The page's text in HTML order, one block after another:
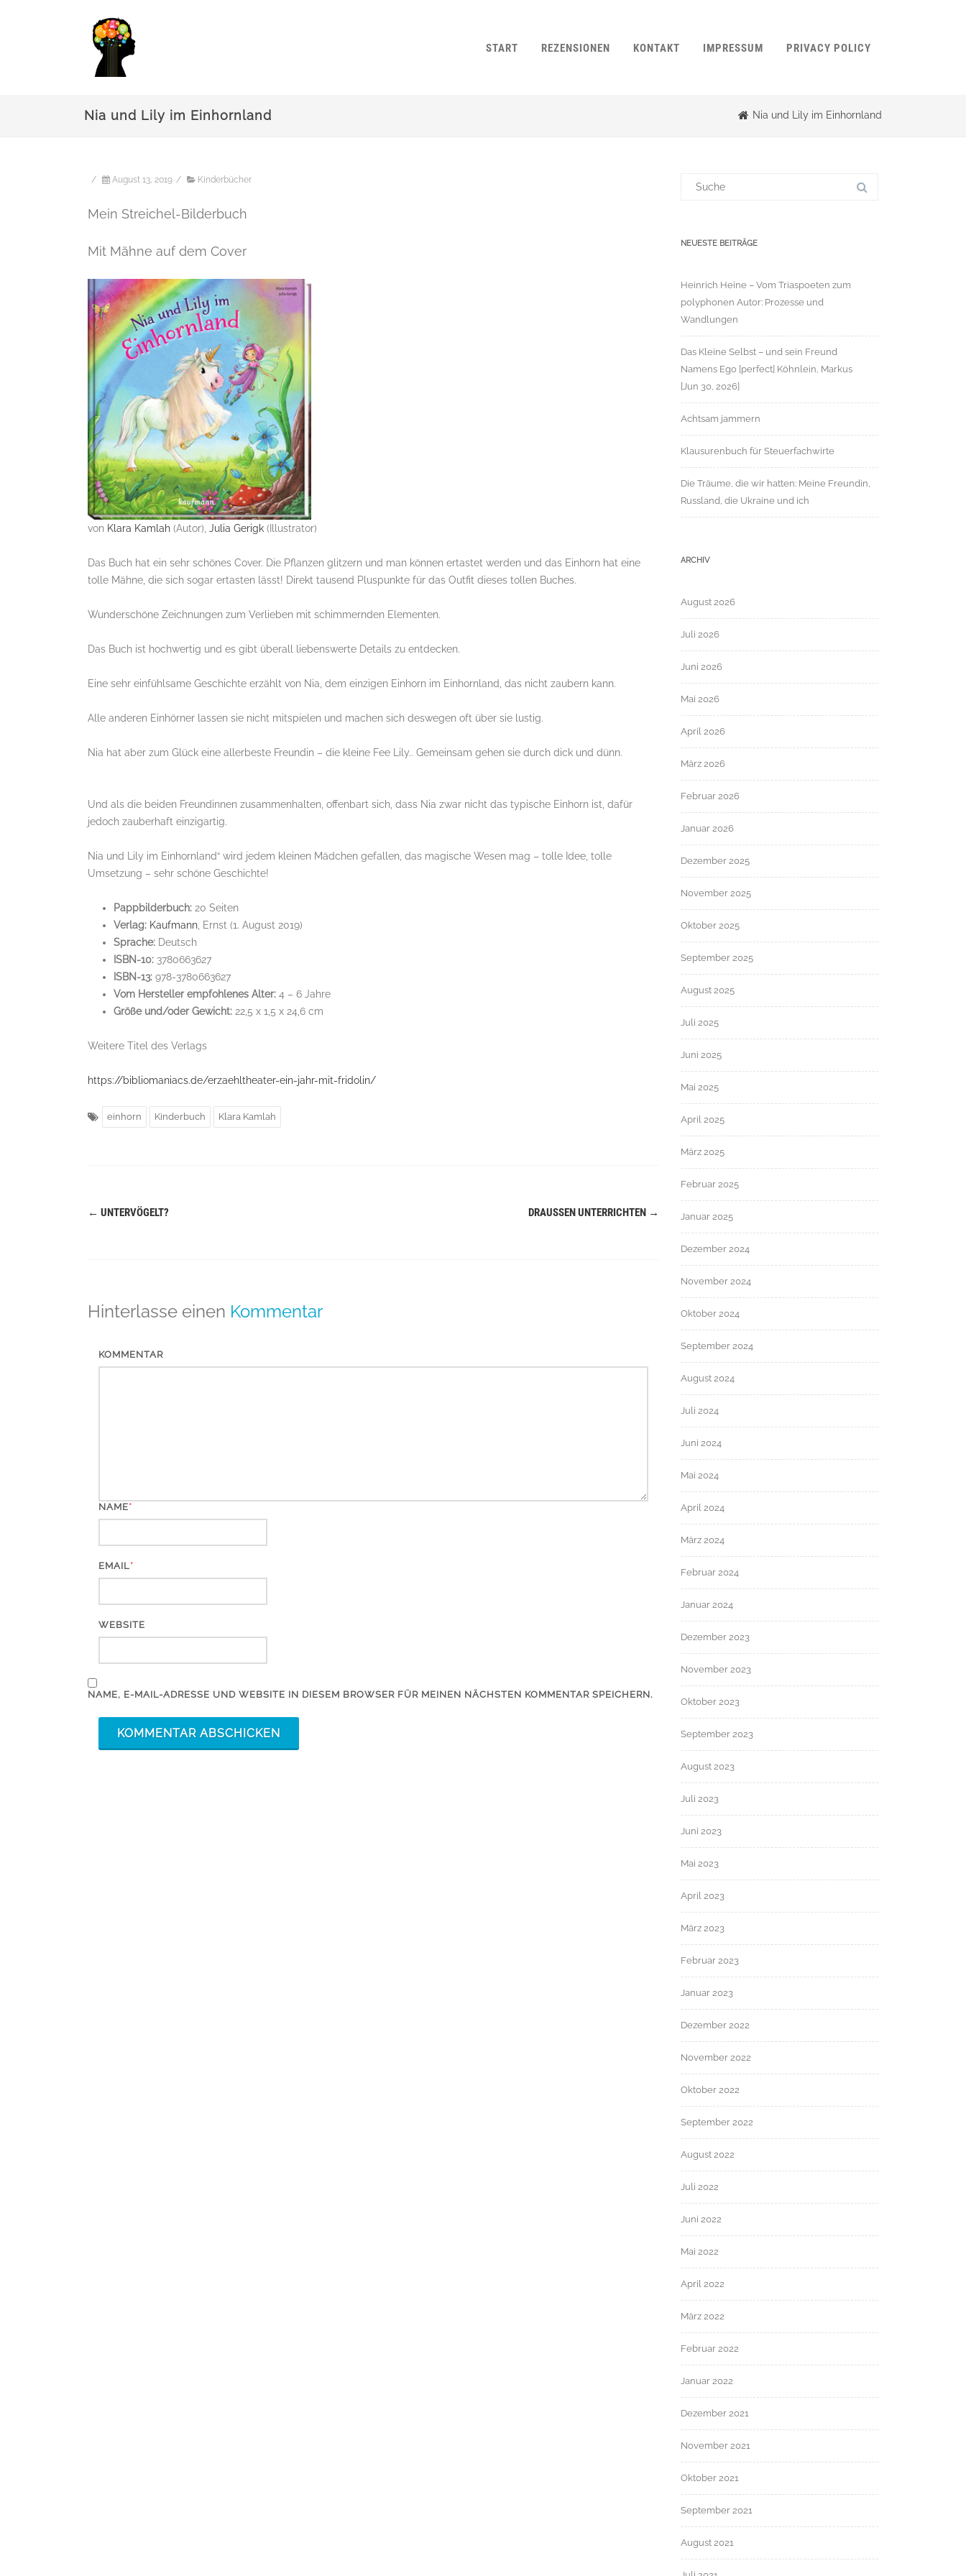
START REZENSIONEN KONTAKT IMPRESSUM PRIVACY POLICY
Nia und Lily im Einhornland Nia und Lily im Einhornland
/ August 13, 2019 / Kinderbücher
Mein Streichel-Bilderbuch
Mit Mähne auf dem Cover
von Klara Kamlah (Autor), Julia Gerigk (Illustrator)
Das Buch hat ein sehr schönes Cover. Die Pflanzen glitzern und man können ertastet werden und das Einhorn hat eine
tolle Mähne, die sich sogar ertasten lässt! Direkt tausend Pluspunkte für das Outfit dieses tollen Buches.
Wunderschöne Zeichnungen zum Verlieben mit schimmernden Elementen.
Das Buch ist hochwertig und es gibt überall liebenswerte Details zu entdecken.
Eine sehr einfühlsame Geschichte erzählt von Nia, dem einzigen Einhorn im Einhornland, das nicht zaubern kann.
Alle anderen Einhörner lassen sie nicht mitspielen und machen sich deswegen oft über sie lustig.
Nia hat aber zum Glück eine allerbeste Freundin – die kleine Fee Lily.. Gemeinsam gehen sie durch dick und dünn.
Und als die beiden Freundinnen zusammenhalten, offenbart sich, dass Nia zwar nicht das typische Einhorn ist, dafür
jedoch zauberhaft einzigartig.
Nia und Lily im Einhornland“ wird jedem kleinen Mädchen gefallen, das magische Wesen mag – tolle Idee, tolle
Umsetzung – sehr schöne Geschichte!
Pappbilderbuch: 20 Seiten
Verlag: Kaufmann, Ernst (1. August 2019)
Sprache: Deutsch
ISBN-10: 3780663627
ISBN-13: 978-3780663627
Vom Hersteller empfohlenes Alter: 4 – 6 Jahre
Größe und/oder Gewicht: 22,5 x 1,5 x 24,6 cm
Weitere Titel des Verlags
https://bibliomaniacs.de/erzaehltheater-ein-jahr-mit-fridolin/
einhorn Kinderbuch Klara Kamlah
← UNTERVÖGELT? DRAUSSEN UNTERRICHTEN →
Hinterlasse einen Kommentar
KOMMENTAR
NAME*
EMAIL*
WEBSITE
NAME, E-MAIL-ADRESSE UND WEBSITE IN DIESEM BROWSER FÜR MEINEN NÄCHSTEN KOMMENTAR SPEICHERN.
NEUESTE BEITRÄGE
Heinrich Heine – Vom Triaspoeten zum
polyphonen Autor: Prozesse und
Wandlungen
Das Kleine Selbst – und sein Freund
Namens Ego [perfect] Köhnlein, Markus
[Jun 30, 2026]
Achtsam jammern
Klausurenbuch für Steuerfachwirte
Die Träume, die wir hatten: Meine Freundin,
Russland, die Ukraine und ich
ARCHIV
August 2026
Juli 2026
Juni 2026
Mai 2026
April 2026
März 2026
Februar 2026
Januar 2026
Dezember 2025
November 2025
Oktober 2025
September 2025
August 2025
Juli 2025
Juni 2025
Mai 2025
April 2025
März 2025
Februar 2025
Januar 2025
Dezember 2024
November 2024
Oktober 2024
September 2024
August 2024
Juli 2024
Juni 2024
Mai 2024
April 2024
März 2024
Februar 2024
Januar 2024
Dezember 2023
November 2023
Oktober 2023
September 2023
August 2023
Juli 2023
Juni 2023
Mai 2023
April 2023
März 2023
Februar 2023
Januar 2023
Dezember 2022
November 2022
Oktober 2022
September 2022
August 2022
Juli 2022
Juni 2022
Mai 2022
April 2022
März 2022
Februar 2022
Januar 2022
Dezember 2021
November 2021
Oktober 2021
September 2021
August 2021